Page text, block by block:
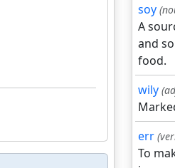
soy
A
and
food.
wily
err
To